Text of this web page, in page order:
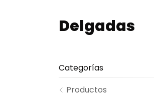
Delgadas
Categorías
Productos